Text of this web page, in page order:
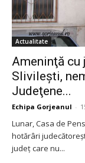
Actualitate
Ameninţă cu
Slivileşti,
Judeţene...
Echipa Gorjeanul -
Lunar, Casa de
hotărâri
judeţ care nu...